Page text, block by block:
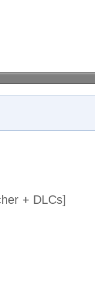
+ DLCs]